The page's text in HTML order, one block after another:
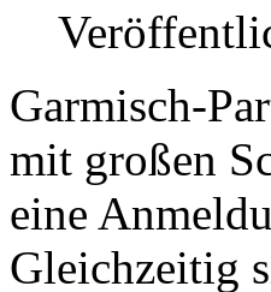
Garmisch-
mit großen
eine
Gleichzeitig